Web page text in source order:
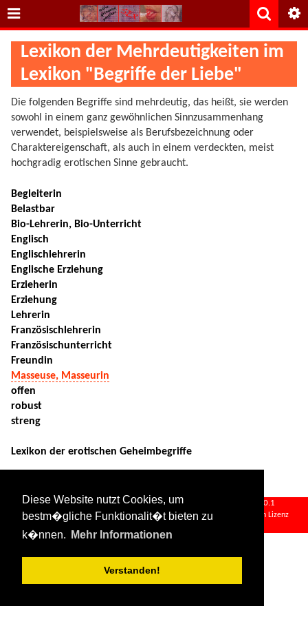
Diese Website nutzt Cookies, um
bestm�gliche Funktionalit�t bieten zu
k�nnen.
Mehr Informationen
Verstanden!
Lexikon der Mehrdeutigkeiten im
Lexikon "Begriffe der Liebe"
Die folgenden Begriffe sind mehrdeutig, das heißt, sie werden
sowohl in einem ganz gewöhnlichen Sinnzusammenhang
verwendet, beispielsweise als Berufsbezeichnung oder
Charaktereigenschaft, als auch in einem verdeckten, meist
hochgradig erotischen Sinne gebraucht.
Begleiterin
Belastbar
Bio-Lehrerin, Bio-Unterricht
Englisch
Englischlehrerin
Englische Erziehung
Erzieherin
Erziehung
Lehrerin
Französischlehrerin
Französischunterricht
Freundin
Masseuse, Masseurin
offen
robust
streng
Lexikon der erotischen Geheimbegriffe
mehrdeutigkeiten.txt· Zuletzt geändert:2024/08/11 09:34 127.0.0.1
Falls nicht anders bezeichnet, ist der Inhalt dieses Wikis unter der folgenden Lizenz